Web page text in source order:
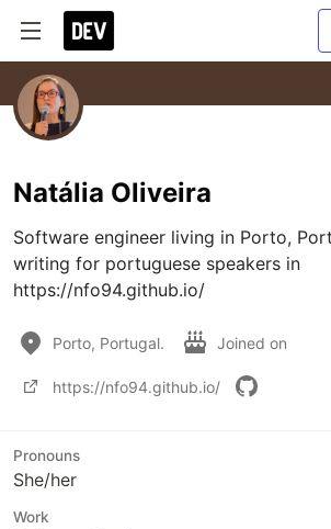
Natália Oliveira
Software engineer living in Porto,
writing for portuguese speakers in
https://nfo94.github.io/
Porto, Portugal. Joined on
https://nfo94.github.io/
Pronouns
She/her
Work